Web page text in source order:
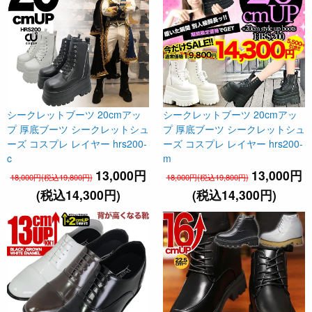
シークレットブーツ 20cmアッ
プ 厚底ブーツ シークレットシュ
ーズ コスプレ レイヤー hrs200-
c
18,000円(税込19,800円) 13,000円
(税込14,300円)
シークレットブーツ 20cmアッ
プ 厚底ブーツ シークレットシュ
ーズ コスプレ レイヤー hrs200-
m
18,000円(税込19,800円) 13,000円
(税込14,300円)